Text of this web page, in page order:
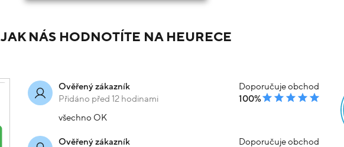
JAK NÁS HODNOTÍTE NA HEURECE
Ověřený zákazník
Přidáno před 12 hodinami
Doporučuje obchod
100%
všechno OK
Ověřený zákazník
Doporučuje obchod